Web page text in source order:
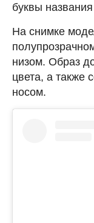
буквы
На снимке
низом. Образ
цвета, а также
носом.